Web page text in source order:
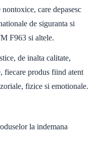
care depasesc
de siguranta si
F963 si altele.
de inalta calitate,
fiecare produs fiind atent
fizice si emotionale.
la indemana